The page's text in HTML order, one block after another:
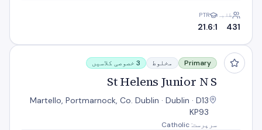
طلبہ
431
PTR
21.6:1
St Helens Junior N S
Primary مخلوط 3 خصوصی کلاسیں
St Helens Junior N S
Martello, Portmarnock, Co. Dublin · Dublin · D13
KP93
سرپرست: Catholic